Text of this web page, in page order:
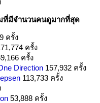
ที่มีจำนวนคนดูมากที่สุด
ครั้ง
ครั้ง
ครั้ง
Direction 157,932 ครั้ง
113,733 ครั้ง
53,888 ครั้ง